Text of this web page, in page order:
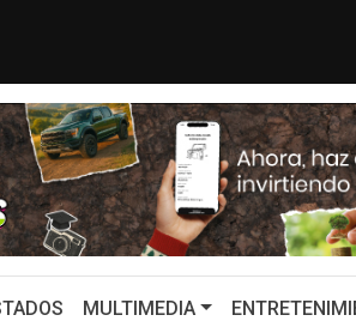
AVENTAJA POR 2... Isla
MULTIMEDIA